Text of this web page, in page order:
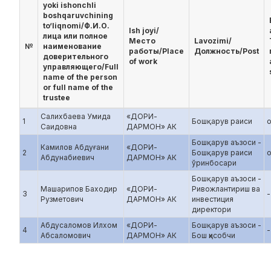
№
yoki ishonchli
boshqaruvchining
to‘liqnomi/Ф.И.О.
лица или полное
наименование
доверительного
управляющего/Full
name of the person
or full name of the
trustee
Ish joyi/
Место
работы/Place
of work
Lavozimi/
Должность/Post
1
Салихбаева Умида
Саидовна
«ДОРИ-
ДАРМОН» АК
Бошқарув раиси
2
Камилов Абдуғани
Абдунабиевич
«ДОРИ-
ДАРМОН» АК
Бошқарув аъзоси -
Бошқарув раиси
ўринбосари
3
Машарипов Баходир
Рузметович
«ДОРИ-
ДАРМОН» АК
Бошқарув аъзоси -
Ривожлантириш ва
инвестиция
директори
-
4
Абдусаломов Илхом
Абсаломович
«ДОРИ-
ДАРМОН» АК
Бошқарув аъзоси -
Бош ҳисобчи
-